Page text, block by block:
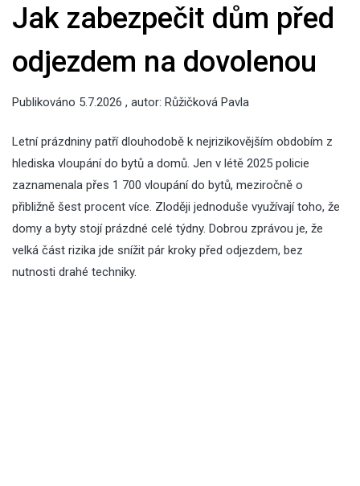
Jak zabezpečit dům před
odjezdem na dovolenou
Publikováno 5.7.2026 , autor: Růžičková Pavla
Letní prázdniny patří dlouhodobě k nejrizikovějším obdobím z
hlediska vloupání do bytů a domů. Jen v létě 2025 policie
zaznamenala přes 1 700 vloupání do bytů, meziročně o
přibližně šest procent více. Zloději jednoduše využívají toho, že
domy a byty stojí prázdné celé týdny. Dobrou zprávou je, že
velká část rizika jde snížit pár kroky před odjezdem, bez
nutnosti drahé techniky.